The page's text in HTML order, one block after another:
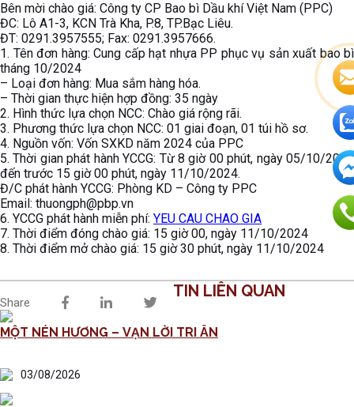
Bên mời chào giá: Công ty CP Bao bì Dầu khí Việt Nam (PPC)
ĐC: Lô A1-3, KCN Trà Kha, P.8, TP.Bạc Liêu.
ĐT: 0291.3957555; Fax: 0291.3957666.
1. Tên đơn hàng: Cung cấp hạt nhựa PP phục vụ sản xuất bao bì
tháng 10/2024
– Loại đơn hàng: Mua sắm hàng hóa.
– Thời gian thực hiện hợp đồng: 35 ngày
2. Hình thức lựa chọn NCC: Chào giá rộng rãi.
3. Phương thức lựa chọn NCC: 01 giai đoạn, 01 túi hồ sơ.
4. Nguồn vốn: Vốn SXKD năm 2024 của PPC
5. Thời gian phát hành YCCG: Từ 8 giờ 00 phút, ngày 05/10/2024
đến trước 15 giờ 00 phút, ngày 11/10/2024.
Đ/C phát hành YCCG: Phòng KD – Công ty PPC
Email: thuongph@pbp.vn
6. YCCG phát hành miễn phí: YEU CAU CHAO GIA
7. Thời điểm đóng chào giá: 15 giờ 00, ngày 11/10/2024
8. Thời điểm mở chào giá: 15 giờ 30 phút, ngày 11/10/2024
Share
TIN LIÊN QUAN
MỘT NÉN HƯƠNG – VẠN LỜI TRI ÂN
03/08/2026